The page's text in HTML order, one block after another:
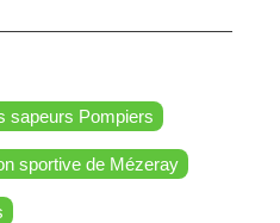
sapeurs Pompiers
sportive de Mézeray